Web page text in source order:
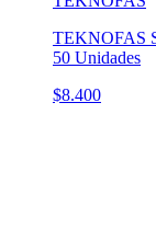
TEKNOFAS
50 Unidades
$8.400